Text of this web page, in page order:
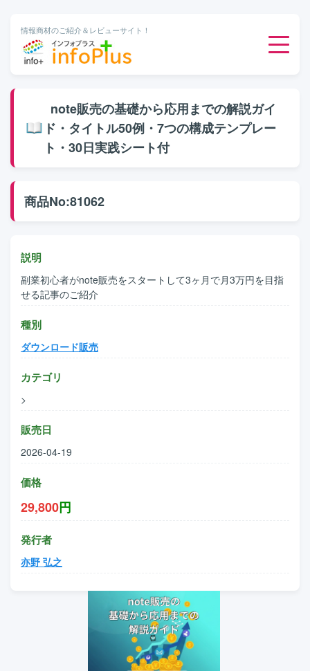
情報商材のご紹介＆レビューサイト！
有料メルマガ
note販売の基礎から応用までの解説ガイ
ド・タイトル50例・7つの構成テンプレー
ト・30日実践シート付
商品No:81062
説明
副業初心者がnote販売をスタートして3ヶ月で月3万円を目指
せる記事のご紹介
種別
ダウンロード販売
カテゴリ
>
販売日
2026-04-19
価格
29,800円
発行者
亦野 弘之